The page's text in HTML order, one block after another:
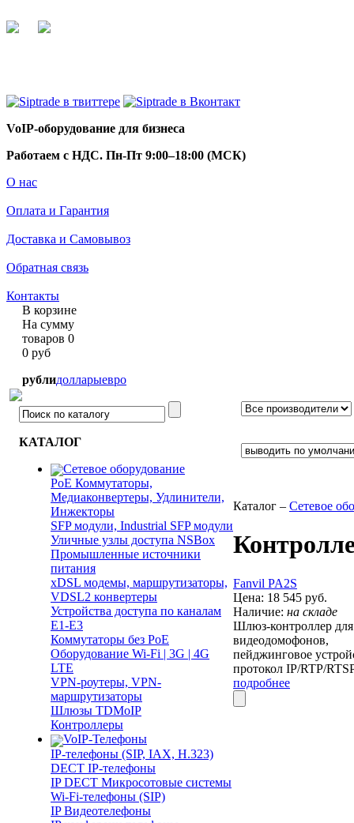
VoIP-оборудование для бизнеса
Работаем с НДС. Пн-Пт 9:00–18:00 (МСК)
О нас
Оплата и Гарантия
Доставка и Самовывоз
Обратная связь
Контакты
В корзине
На сумму
товаров 0
0 руб
рублидолларыевро
КАТАЛОГ
Сетевое оборудование
PoE Коммутаторы,
Медиаконвертеры, Удлинители,
Инжекторы
SFP модули, Industrial SFP модули
Уличные узлы доступа NSBox
Промышленные источники
питания
xDSL модемы, маршрутизаторы,
VDSL2 конвертеры
Устройства доступа по каналам
E1-E3
Коммутаторы без PoE
Оборудование Wi-Fi | 3G | 4G
LTE
VPN-роутеры, VPN-
маршрутизаторы
Шлюзы TDMoIP
Контроллеры
VoIP-Телефоны
IP-телефоны (SIP, IAX, H.323)
DECT IP-телефоны
IP DECT Микросотовые системы
Wi-Fi-телефоны (SIP)
IP Видеотелефоны
Каталог – Сетевое
Fanvil PA2S
Цена: 18 545 руб.
Наличие: на складе
Шлюз-контроллер
видеодомофонов,
пейджинговое
протокол IP/RTP/
подробнее